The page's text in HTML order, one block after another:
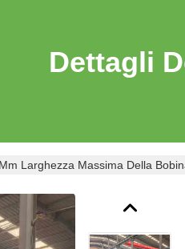
Dettagli
Larghezza Massima Della